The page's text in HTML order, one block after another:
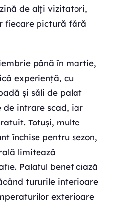
de alți vizitatori,
fiecare pictură fără
până în martie,
experiență, cu
și săli de palat
de intrare scad, iar
Totuși, multe
închise pentru sezon,
limitează
Palatul beneficiază
tururile interioare
exterioare